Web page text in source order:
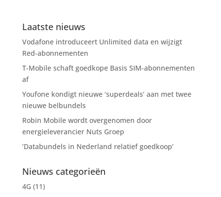
Laatste nieuws
Vodafone introduceert Unlimited data en wijzigt
Red-abonnementen
T-Mobile schaft goedkope Basis SIM-abonnementen
af
Youfone kondigt nieuwe ‘superdeals’ aan met twee
nieuwe belbundels
Robin Mobile wordt overgenomen door
energieleverancier Nuts Groep
‘Databundels in Nederland relatief goedkoop’
Nieuws categorieën
4G (11)